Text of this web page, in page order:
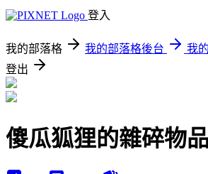
登入
我的部落格 我的部落格後台
我
登出
傻瓜狐狸的雜碎物品